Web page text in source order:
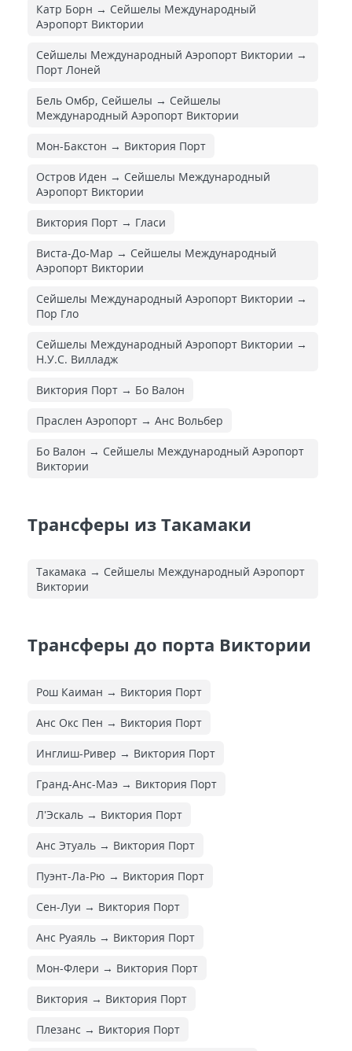
Катр Борн → Сейшелы Международный
Аэропорт Виктории
Сейшелы Международный Аэропорт Виктории →
Порт Лоней
Бель Омбр, Сейшелы → Сейшелы
Международный Аэропорт Виктории
Мон-Бакстон → Виктория Порт
Остров Иден → Сейшелы Международный
Аэропорт Виктории
Виктория Порт → Гласи
Виста-До-Мар → Сейшелы Международный
Аэропорт Виктории
Сейшелы Международный Аэропорт Виктории →
Пор Гло
Сейшелы Международный Аэропорт Виктории →
Н.У.С. Вилладж
Виктория Порт → Бо Валон
Праслен Аэропорт → Анс Вольбер
Бо Валон → Сейшелы Международный Аэропорт
Виктории
Трансферы из Такамаки
Такамака → Сейшелы Международный Аэропорт
Виктории
Трансферы до порта Виктории
Рош Каиман → Виктория Порт
Анс Окс Пен → Виктория Порт
Инглиш-Ривер → Виктория Порт
Гранд-Анс-Маэ → Виктория Порт
Л'Эскаль → Виктория Порт
Анс Этуаль → Виктория Порт
Пуэнт-Ла-Рю → Виктория Порт
Сен-Луи → Виктория Порт
Анс Руаяль → Виктория Порт
Мон-Флери → Виктория Порт
Виктория → Виктория Порт
Плезанс → Виктория Порт